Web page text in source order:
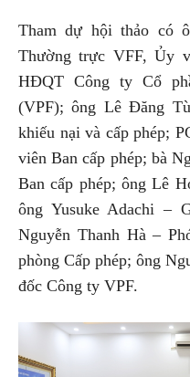
Tham dự hội thảo có
Thường trực VFF, Ủy
HĐQT Công ty Cổ
(VPF); ông Lê Đăng
khiếu nại và cấp phép;
viên Ban cấp phép; bà
Ban cấp phép; ông Lê
ông Yusuke Adachi –
Nguyễn Thanh Hà –
phòng Cấp phép; ông
đốc Công ty VPF.